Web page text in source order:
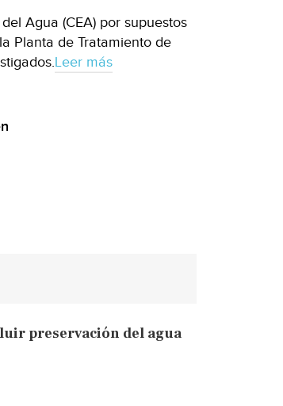
Agua (CEA) por supuestos
Planta de Tratamiento de
Leer más
preservación del agua